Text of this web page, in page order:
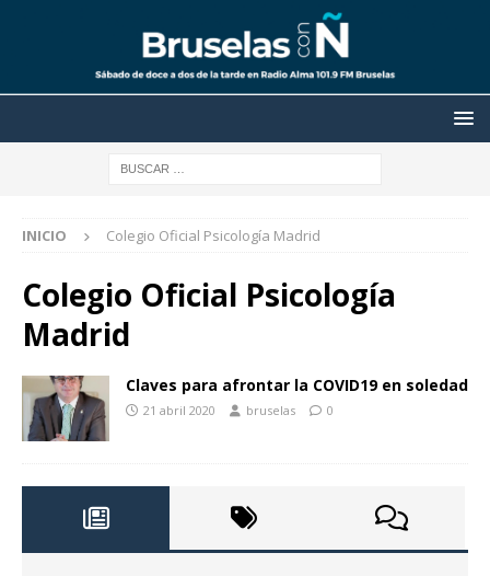
INICIO Colegio Oficial Psicología Madrid
Colegio Oficial Psicología
Madrid
Claves para afrontar la COVID19 en soledad
21 abril 2020 bruselas 0